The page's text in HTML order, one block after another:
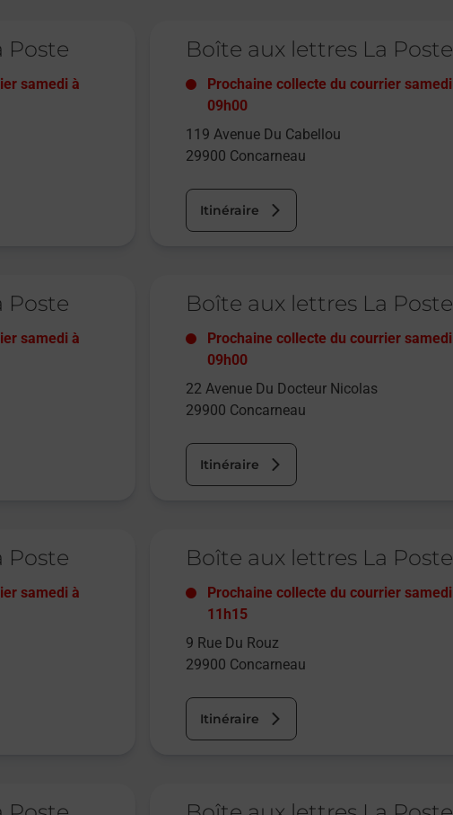
Poste
samedi à
Boîte aux lettres La Poste
Prochaine collecte du courrier samedi
09h00
119 Avenue Du Cabellou
29900 Concarneau
Itinéraire
Poste
samedi à
Boîte aux lettres La Poste
Prochaine collecte du courrier samedi
09h00
22 Avenue Du Docteur Nicolas
29900 Concarneau
Itinéraire
Poste
samedi à
Boîte aux lettres La Poste
Prochaine collecte du courrier samedi
11h15
9 Rue Du Rouz
29900 Concarneau
Itinéraire